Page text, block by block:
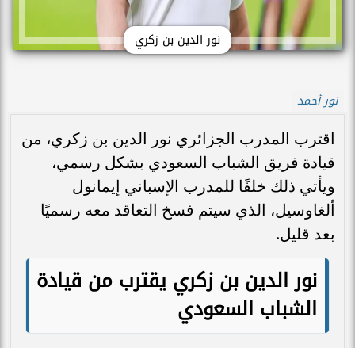
نور الدين بن زكري
نور أحمد
اقترب المدرب الجزائري نور الدين بن زكري، من
قيادة فريق الشباب السعودي بشكل رسمي،
ويأتي ذلك خلفًا للمدرب الإسباني إيمانول
ألغاوسيل، الذي سيتم فسخ التعاقد معه رسميًا
بعد قليل.
نور الدين بن زكري يقترب من قيادة
الشباب السعودي